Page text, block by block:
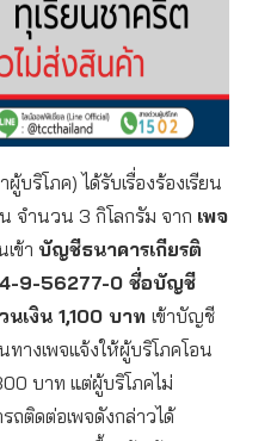
บริโภค) ได้รับเรื่องร้องเรียน
จำนวน 3 กิโลกรัม จาก เพจ
เข้า บัญชีธนาคารเกียรติ
9-56277-0 ชื่อบัญชี
เงิน 1,100 บาท เข้าบัญชี
างเพจแจ้งให้ผู้บริโภคโอน
บาท แต่ผู้บริโภคไม่
ติดต่อเพจดังกล่าวได้